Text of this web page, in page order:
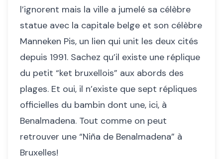
l’ignorent mais la ville a jumelé sa célèbre
statue avec la capitale belge et son célèbre
Manneken Pis, un lien qui unit les deux cités
depuis 1991. Sachez qu’il existe une réplique
du petit “ket bruxellois” aux abords des
plages. Et oui, il n’existe que sept répliques
officielles du bambin dont une, ici, à
Benalmadena. Tout comme on peut
retrouver une “Niña de Benalmadena” à
Bruxelles!